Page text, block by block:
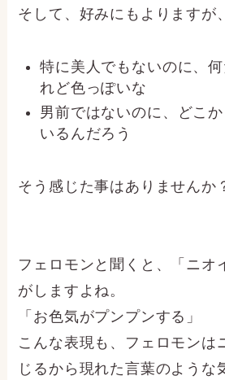
そして、好みにもよりますが、
特に美人でもないのに、
れど色っぽいな
男前ではないのに、どこ
いるんだろう
そう感じた事はありませんか
フェロモンと聞くと、「ニオ
がしますよね。
「お色気がプンプンする」
こんな表現も、フェロモンは
じるから現れた言葉のような